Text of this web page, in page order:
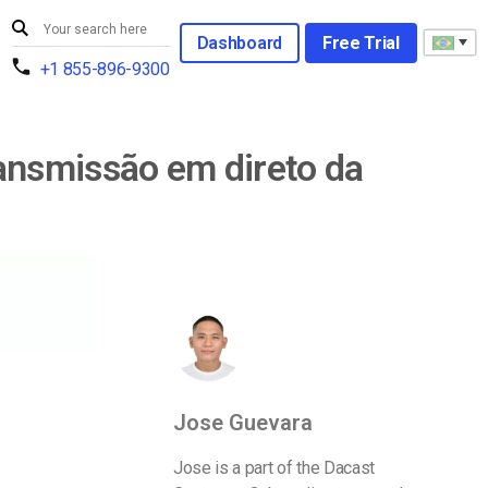
+1 855-896-9300
Dashboard Free Trial
em direto da
Jose Guevara
Jose is a part of the Dacast